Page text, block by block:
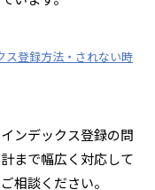
ス登録方法・されない時
ンデックス登録の問
まで幅広く対応して
相談ください。